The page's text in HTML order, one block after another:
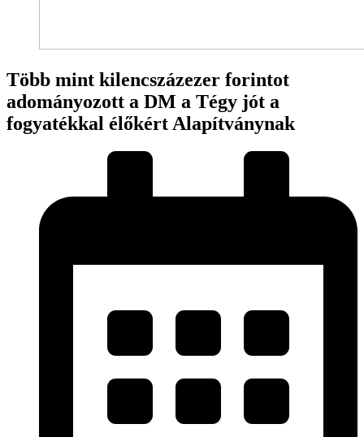
Több mint kilencszázezer forintot
adományozott a DM a Tégy jót a
fogyatékkal élőkért Alapítványnak